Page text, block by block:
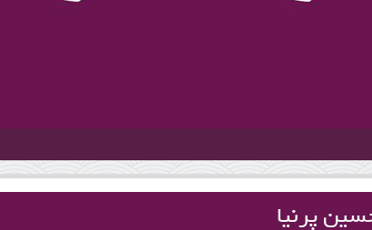
پرنیا